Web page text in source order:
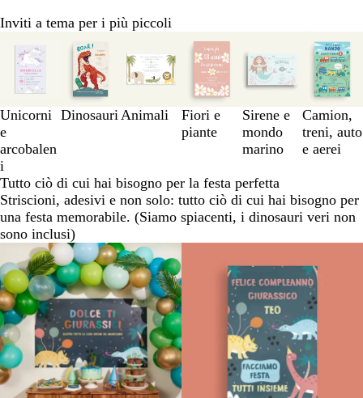
Inviti a tema per i più piccoli
Unicorni
e
arcobalen
i
DinosauriAnimali
Fiori e
piante
Sirene e
mondo
marino
Camion,
treni, auto
e aerei
3
di
6
Tutto ciò di cui hai bisogno per la festa perfetta
Striscioni, adesivi e non solo: tutto ciò di cui hai bisogno per
una festa memorabile. (Siamo spiacenti, i dinosauri veri non
sono inclusi)
Nuove opzioni